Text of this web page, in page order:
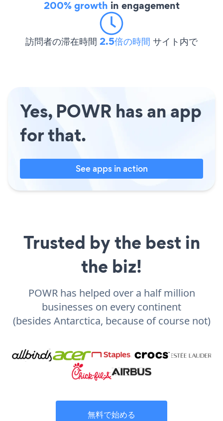
200% growth in engagement
訪問者の滞在時間 2.5倍の時間 サイト内で
Yes, POWR has an app
for that.
See apps in action
Trusted by the best in
the biz!
POWR has helped over a half million
businesses on every continent
(besides Antarctica, because of course not)
無料で始める